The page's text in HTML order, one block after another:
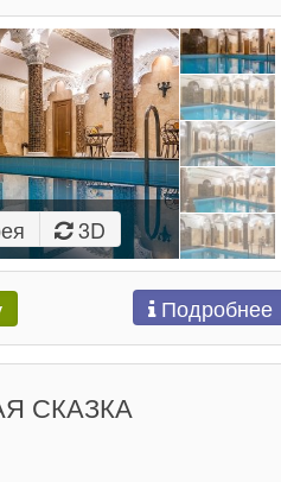
3D
Подробнее
СКАЗКА